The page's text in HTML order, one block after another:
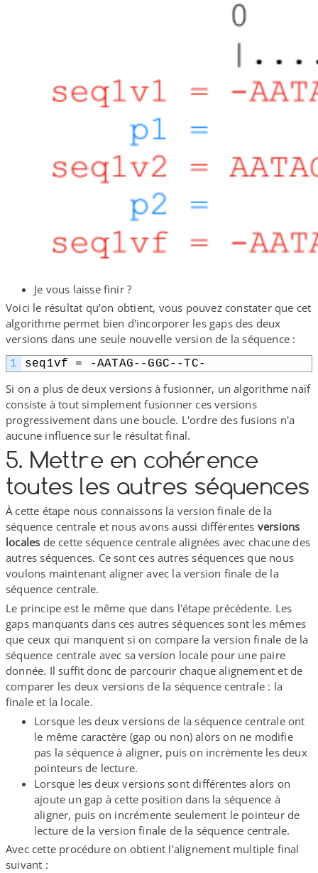
Je vous laisse finir ?
Voici le résultat qu'on obtient, vous pouvez constater que cet
algorithme permet bien d'incorporer les gaps des deux
versions dans une seule nouvelle version de la séquence :
1 seq1vf = -AATAG-​-​GGC-​-​TC-
Si on a plus de deux versions à fusionner, un algorithme naïf
consiste à tout simplement fusionner ces versions
progressivement dans une boucle. L'ordre des fusions n'a
aucune influence sur le résultat final.
5. Mettre en cohérence
toutes les autres séquences
À cette étape nous connaissons la version finale de la
séquence centrale et nous avons aussi différentes versions
locales de cette séquence centrale alignées avec chacune des
autres séquences. Ce sont ces autres séquences que nous
voulons maintenant aligner avec la version finale de la
séquence centrale.
Le principe est le même que dans l'étape précédente. Les
gaps manquants dans ces autres séquences sont les mêmes
que ceux qui manquent si on compare la version finale de la
séquence centrale avec sa version locale pour une paire
donnée. Il suffit donc de parcourir chaque alignement et de
comparer les deux versions de la séquence centrale : la
finale et la locale.
Lorsque les deux versions de la séquence centrale ont
le même caractère (gap ou non) alors on ne modifie
pas la séquence à aligner, puis on incrémente les deux
pointeurs de lecture.
Lorsque les deux versions sont différentes alors on
ajoute un gap à cette position dans la séquence à
aligner, puis on incrémente seulement le pointeur de
lecture de la version finale de la séquence centrale.
Avec cette procédure on obtient l'alignement multiple final
suivant :